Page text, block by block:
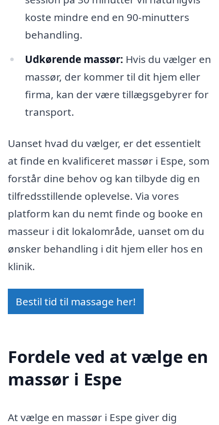
koste mindre end en 90-minutters
behandling.
Udkørende massør: Hvis du vælger en
massør, der kommer til dit hjem eller
firma, kan der være tillægsgebyrer for
transport.
Uanset hvad du vælger, er det essentielt
at finde en kvalificeret massør i Espe, som
forstår dine behov og kan tilbyde dig en
tilfredsstillende oplevelse. Via vores
platform kan du nemt finde og booke en
masseur i dit lokalområde, uanset om du
ønsker behandling i dit hjem eller hos en
klinik.
Bestil tid til massage her!
Fordele ved at vælge en
massør i Espe
At vælge en massør i Espe giver dig